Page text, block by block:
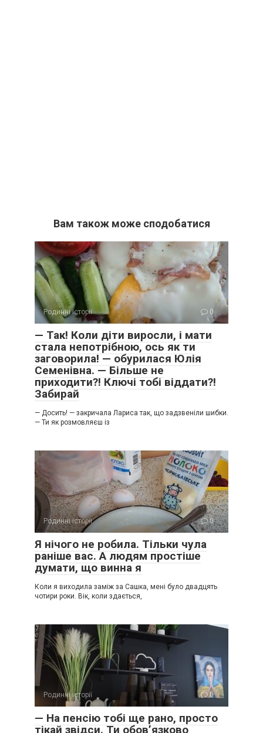
Вам також може сподобатися
Родинні історії 0
— Так! Коли діти виросли, і мати
стала непотрібною, ось як ти
заговорила! — обурилася Юлія
Семенівна. — Більше не
приходити?! Ключі тобі віддати?!
Забирай
— Досить! — закричала Лариса так, що задзвеніли шибки.
— Ти як розмовляєш із
Родинні історії 0
Я нічого не робила. Тільки чула
раніше вас. А людям простіше
думати, що винна я
Коли я виходила заміж за Сашка, мені було двадцять
чотири роки. Вік, коли здається,
Родинні історії 0
— На пенсію тобі ще рано, просто
тікай звідси. Ти обов’язково